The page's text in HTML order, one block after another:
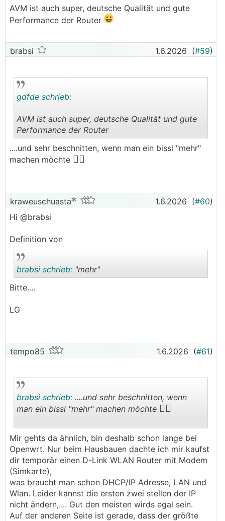
AVM ist auch super, deutsche Qualität und gute
Performance der Router
brabsi 1.6.2026 (#59)
..
gdfde schrieb:
AVM ist auch super, deutsche Qualität und gute
Performance der Router
....und sehr beschnitten, wenn man ein bissl "mehr"
machen möchte 🤷‍♂️
kraweuschuasta 1.6.2026 (#60)
Hi @brabsi
Definition von
brabsi schrieb: "mehr"
Bitte....
LG
tempo85 1.6.2026 (#61)
..
brabsi schrieb: ....und sehr beschnitten, wenn
man ein bissl "mehr" machen möchte 🤷‍♂️
Mir gehts da ähnlich, bin deshalb schon lange bei
Openwrt. Nur beim Hausbauen dachte ich mir kaufst
dir temporär einen D-Link WLAN Router mit Modem
(Simkarte),
was braucht man schon DHCP/IP Adresse, LAN und
Wlan. Leider kannst die ersten zwei stellen der IP
nicht ändern,.... Gut den meisten wirds egal sein.
Auf der anderen Seite ist gerade, dass der größte